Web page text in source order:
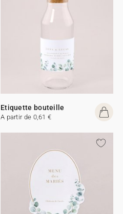
Etiquette bouteille
A partir de 0,61 €